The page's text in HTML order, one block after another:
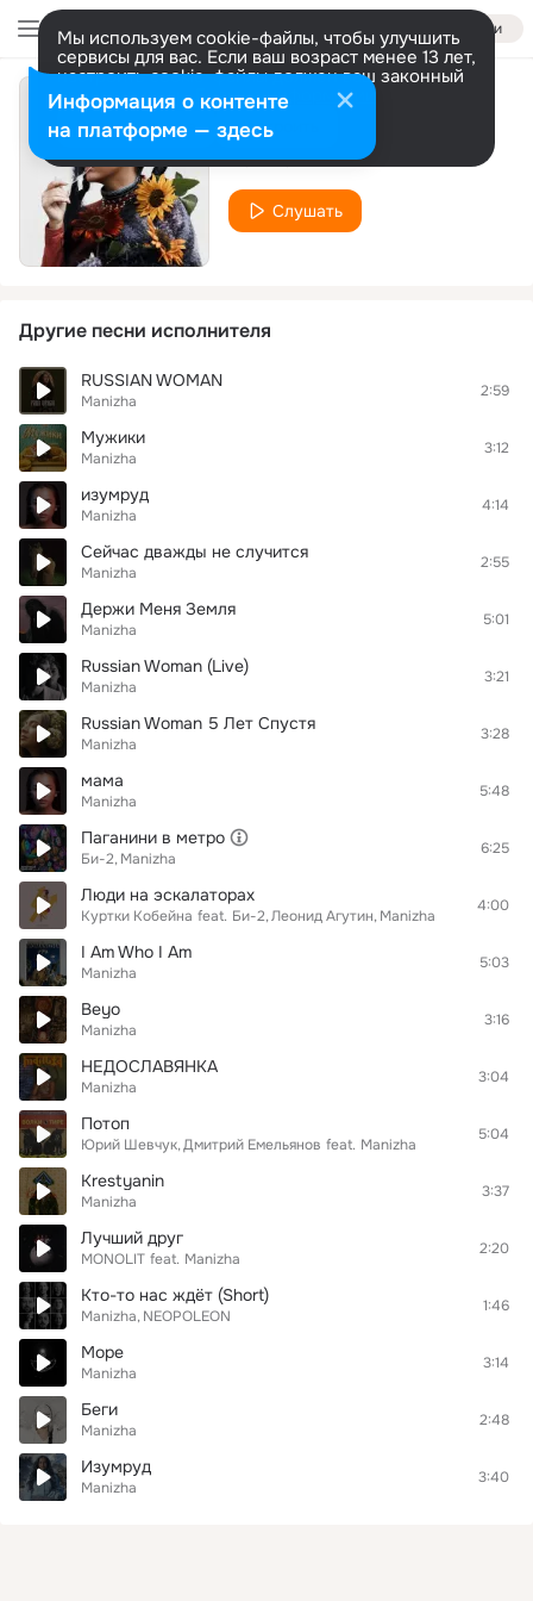
Войти
Мы используем cookie-файлы, чтобы улучшить
сервисы для вас. Если ваш возраст менее 13 лет,
настроить cookie-файлы должен ваш законный
представитель. Больше информации
Разрешить все Настроить
Город Солнца
Manizha
Слушать
Другие песни исполнителя
RUSSIAN WOMAN
Manizha
2:59
Мужики
Manizha
3:12
изумруд
Manizha
4:14
Сейчас дважды не случится
Manizha
2:55
Держи Меня Земля
Manizha
5:01
Russian Woman (Live)
Manizha
3:21
Russian Woman 5 Лет Спустя
Manizha
3:28
мама
Manizha
5:48
Паганини в метро
Би-2 Manizha
6:25
Люди на эскалаторах
Куртки Кобейна feat. Би-2 Леонид Агутин Manizha
4:00
I Am Who I Am
Manizha
5:03
Beyo
Manizha
3:16
НЕДОСЛАВЯНКА
Manizha
3:04
Потоп
Юрий Шевчук Дмитрий Емельянов feat. Manizha
5:04
Krestyanin
Manizha
3:37
Лучший друг
MONOLIT feat. Manizha
2:20
Кто-то нас ждёт (Short)
Manizha NEOPOLEON
1:46
Море
Manizha
3:14
Беги
Manizha
2:48
Изумруд
Manizha
3:40
Информация о контенте
на платформе — здесь